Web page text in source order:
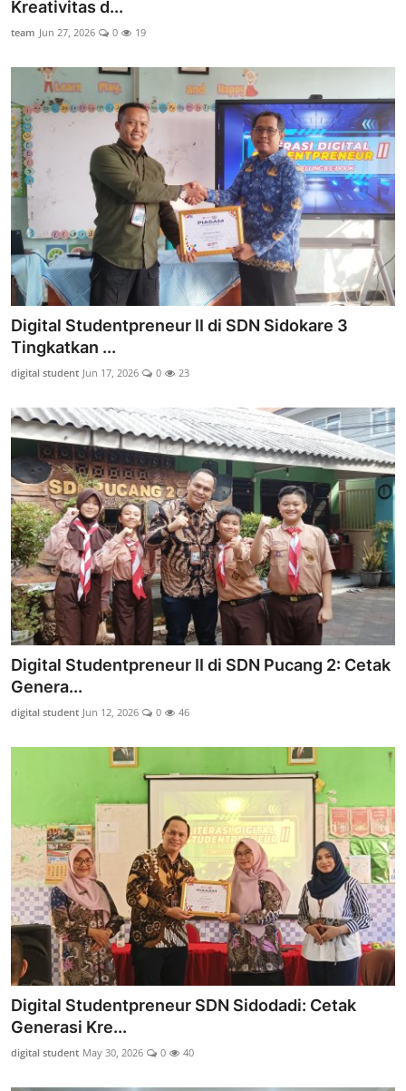
Kreativitas d...
team Jun 27, 2026 0 19
Digital Studentpreneur II di SDN Sidokare 3
Tingkatkan ...
digital student Jun 17, 2026 0 23
Digital Studentpreneur II di SDN Pucang 2: Cetak
Genera...
digital student Jun 12, 2026 0 46
Digital Studentpreneur SDN Sidodadi: Cetak
Generasi Kre...
digital student May 30, 2026 0 40